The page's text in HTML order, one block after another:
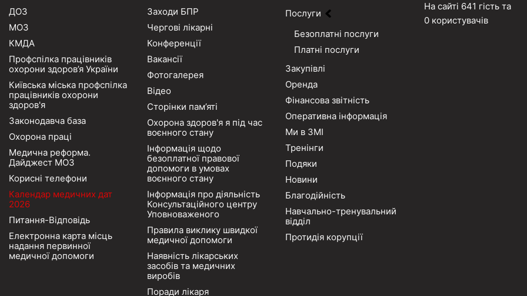
ДОЗ
МОЗ
КМДА
Профспілка працівників
охорони здоров’я України
Київська міська профспілка
працівників охорони
здоров'я
Законодавча база
Охорона праці
Медична реформа.
Дайджест МОЗ
Корисні телефони
Календар медичних дат
2026
Питання-Відповідь
Електронна карта місць
надання первинної
медичної допомоги
Заходи БПР
Чергові лікарні
Конференції
Вакансії
Фотогалерея
Відео
Сторінки пам’яті
Охорона здоров'я я під час
воєнного стану
Інформація щодо
безоплатної правової
допомоги в умовах
воєнного стану
Інформація про діяльність
Консультаційного центру
Уповноваженого
Правила виклику швидкої
медичної допомоги
Наявність лікарських
засобів та медичних
виробів
Поради лікаря
Послуги
Безоплатні послуги
Платні послуги
Закупівлі
Оренда
Фінансова звітність
Оперативна інформація
Ми в ЗМІ
Тренінги
Подяки
Новини
Благодійність
Навчально-тренувальний
відділ
Протидія корупції
На сайті 641 гість та
0 користувачів